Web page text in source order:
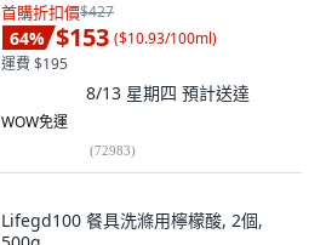
首購折扣價$427
64% $153 ($10.93/100ml)
運費 $195
8/13 星期四 預計送達
WOW免運
(72983)
Lifegd100 餐具洗滌用檸檬酸, 2個,